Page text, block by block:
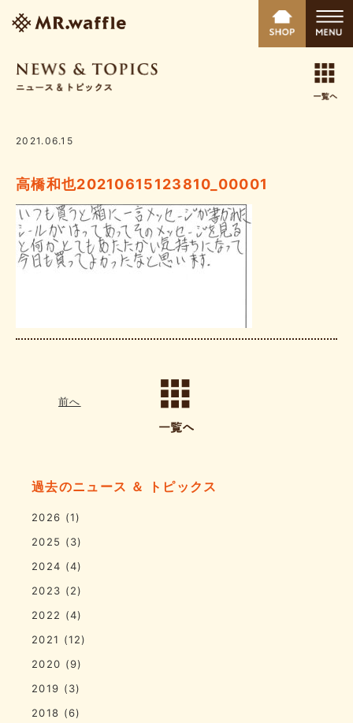
2021.06.15
高橋和也20210615123810_00001
前へ
過去のニュース ＆ トピックス
2026 (1)
2025 (3)
2024 (4)
2023 (2)
2022 (4)
2021 (12)
2020 (9)
2019 (3)
2018 (6)